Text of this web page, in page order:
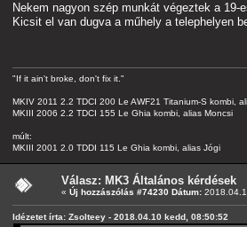
Nekem nagyon szép munkát végeztek a 19-
Kicsit el van dugva a műhely a telephelyen
"If it ain't broke, don't fix it."
MKIV 2011 2.2 TDCI 200 Le AWF21 Titanium-S kombi,
MKIII 2006 2.2 TDCI 155 Le Ghia kombi, alias Moncsi
múlt:
MKIII 2001 2.0 TDDI 115 Le Ghia kombi, alias Jógi
Válasz: MK3 Általános kérdések
« Új hozzászólás #74230 Dátum:
Idézetet írta: Zsolteey - 2018.04.10 kedd, 08:50:52